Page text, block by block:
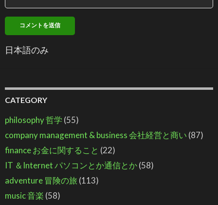
日本語のみ
CATEGORY
philosophy 哲学 (55)
company management & business 会社経営と商い (87)
finance お金に関すること (22)
IT ＆Internet パソコンとか通信とか(58)
adventure 冒険の旅 (113)
music 音楽 (58)